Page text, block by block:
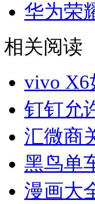
华为荣
相关阅读
vivo X6
钉钉允
汇微商
黑鸟单
漫画大